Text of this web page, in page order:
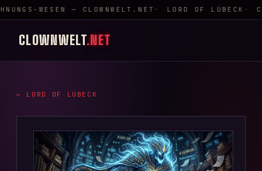
WESEN — CLOWNWELT.NET LORD OF LÜBECK
CLOWNWELT.NET
← LORD OF LÜBECK